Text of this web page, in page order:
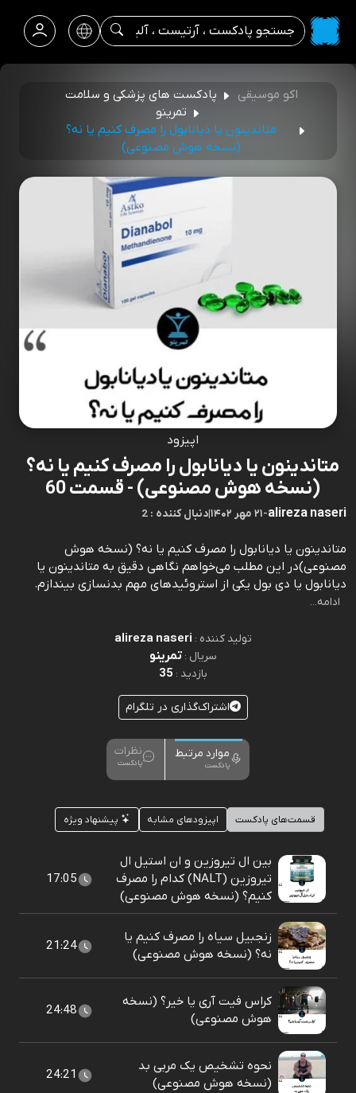
اکو موسیقی
پادکست های پزشکی و سلامت
تمرینو
متاندینون یا دیانابول را مصرف کنیم یا نه؟
(نسخه هوش مصنوعی)
اپیزود
متاندینون یا دیانابول را مصرف کنیم یا نه؟
(نسخه هوش مصنوعی) - قسمت 60
alireza naseri
-۲۱ مهر ۱۴۰۲ |2 : دنبال کننده
متاندینون یا دیانابول را مصرف کنیم یا نه؟ (نسخه هوش
مصنوعی)در این مطلب می‌خواهم نگاهی دقیق به متاندینون یا
دیانابول یا دی بول یکی از استروئیدهای مهم بدنسازی بیندازم.⁠⁠⁠⁠⁠⁠⁠⁠⁠⁠⁠⁠⁠⁠⁠⁠⁠⁠⁠⁠⁠⁠⁠⁠⁠⁠⁠⁠⁠⁠⁠⁠⁠⁠⁠⁠⁠⁠⁠⁠⁠⁠⁠⁠⁠⁠⁠⁠⁠⁠⁠⁠⁠⁠⁠⁠⁠⁠⁠⁠⁠⁠⁠⁠⁠⁠⁠⁠⁠⁠⁠⁠⁠⁠⁠⁠⁠⁠⁠⁠⁠⁠⁠⁠⁠⁠⁠⁠⁠⁠⁠⁠⁠⁠⁠⁠⁠⁠⁠⁠⁠⁠⁠⁠⁠⁠⁠⁠⁠⁠⁠⁠⁠⁠⁠
ادامه...
تولید کننده : alireza naseri
سریال :تمرینو
بازدید : 35
اشتراک‌گذاری در تلگرام
موارد مرتبط
پادکست
نظرات
پادکست
قسمت‌های پادکست اپیزودهای مشابه پیشنهاد ویژه
بین ال تیروزین و ان استیل ال
تیروزین (NALT) کدام را مصرف
کنیم؟ (نسخه هوش مصنوعی)
17:05
زنجبیل سیاه را مصرف کنیم یا
نه؟ (نسخه هوش مصنوعی)
21:24
کراس فیت آری یا خیر؟ (نسخه
هوش مصنوعی)
24:48
نحوه تشخیص یک مربی بد
(نسخه هوش مصنوعی)
24:21